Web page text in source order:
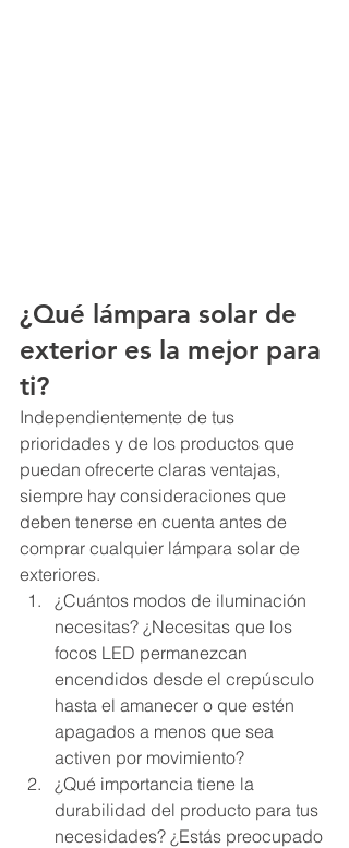
¿Qué lámpara solar de
exterior es la mejor para
ti?
Independientemente de tus
prioridades y de los productos que
puedan ofrecerte claras ventajas,
siempre hay consideraciones que
deben tenerse en cuenta antes de
comprar cualquier lámpara solar de
exteriores.
¿Cuántos modos de iluminación
necesitas? ¿Necesitas que los
focos LED permanezcan
encendidos desde el crepúsculo
hasta el amanecer o que estén
apagados a menos que sea
activen por movimiento?
¿Qué importancia tiene la
durabilidad del producto para tus
necesidades? ¿Estás preocupado